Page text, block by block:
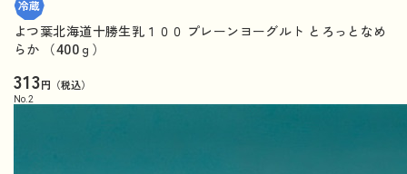
よつ葉北海道十勝生乳１００ プレーンヨーグルト とろっとなめ
らか （400ｇ）
313円（税込）
No. 2